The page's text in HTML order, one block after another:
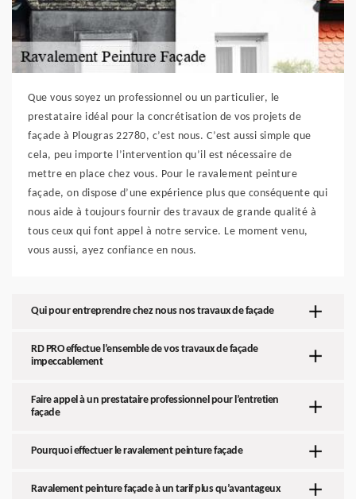
Que vous soyez un professionnel ou un particulier, le
prestataire idéal pour la concrétisation de vos projets de
façade à Plougras 22780, c’est nous. C’est aussi simple que
cela, peu importe l’intervention qu’il est nécessaire de
mettre en place chez vous. Pour le ravalement peinture
façade, on dispose d’une expérience plus que conséquente qui
nous aide à toujours fournir des travaux de grande qualité à
tous ceux qui font appel à notre service. Le moment venu,
vous aussi, ayez confiance en nous.
Qui pour entreprendre chez nous nos travaux de façade
RD PRO effectue l’ensemble de vos travaux de façade
impeccablement
Faire appel à un prestataire professionnel pour l’entretien
façade
Pourquoi effectuer le ravalement peinture façade
Ravalement peinture façade à un tarif plus qu’avantageux